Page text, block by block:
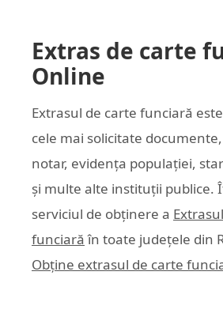
Extras de carte
Online
Extrasul de carte funciară
cele mai solicitate
notar, evidența populației,
și multe alte instituții publice.
serviciul de obținere a
funciară în toate județele din
Obține extrasul de carte